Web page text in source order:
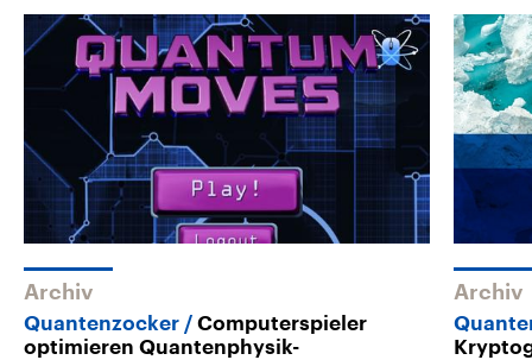
Archiv
Quantenzocker
Computerspieler
optimieren Quantenphysik-
Archiv